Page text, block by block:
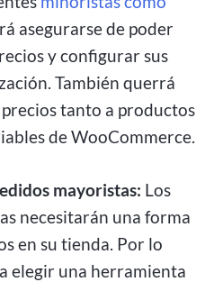
asegurarse de poder
y configurar sus
También querrá
tanto a productos
de WooCommerce.
mayoristas: Los
necesitarán una forma
en su tienda. Por lo
elegir una herramienta